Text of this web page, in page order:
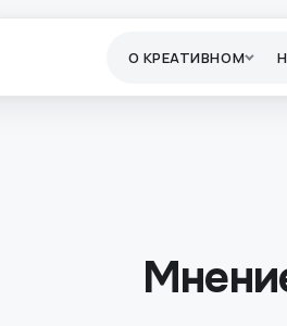
О КРЕАТИВНОМ